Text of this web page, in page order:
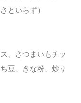
といらず）
、さつまいもチッ
豆、きな粉、炒り